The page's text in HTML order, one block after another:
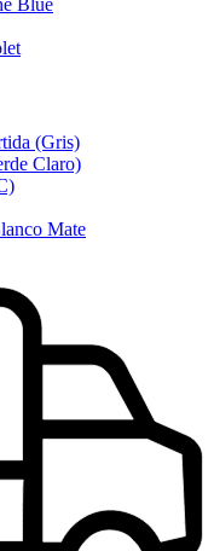
(Gris)
Claro)
Mate